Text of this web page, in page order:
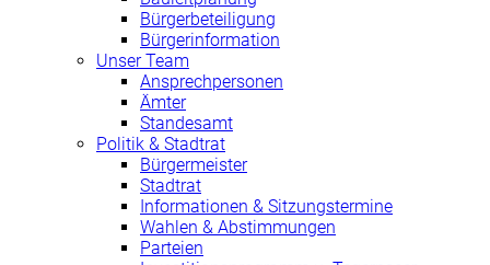
Bürgerbeteiligung
Bürgerinformation
Unser Team
Ansprechpersonen
Ämter
Standesamt
Politik & Stadtrat
Bürgermeister
Stadtrat
Informationen & Sitzungstermine
Wahlen & Abstimmungen
Parteien